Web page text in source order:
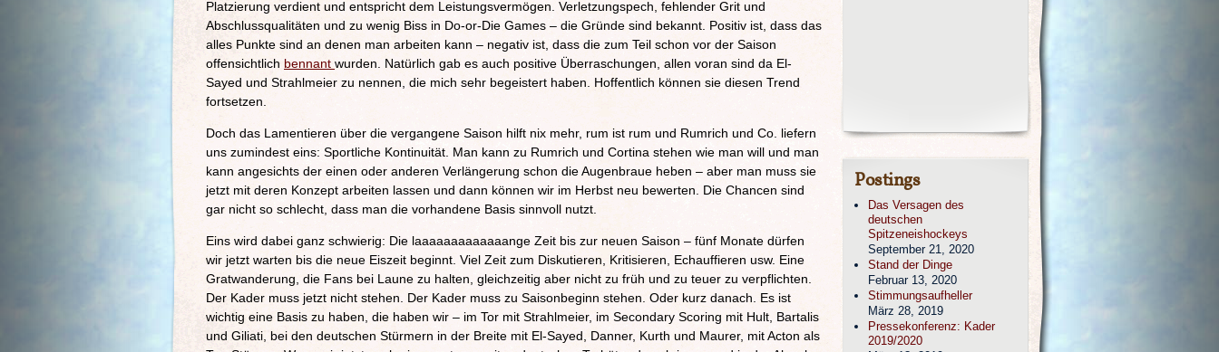
Platzierung verdient und entspricht dem Leistungsvermögen. Verletzungspech, fehlender Grit und
Abschlussqualitäten und zu wenig Biss in Do-or-Die Games – die Gründe sind bekannt. Positiv ist, dass das
alles Punkte sind an denen man arbeiten kann – negativ ist, dass die zum Teil schon vor der Saison
offensichtlich bennant wurden. Natürlich gab es auch positive Überraschungen, allen voran sind da El-
Sayed und Strahlmeier zu nennen, die mich sehr begeistert haben. Hoffentlich können sie diesen Trend
fortsetzen.
Doch das Lamentieren über die vergangene Saison hilft nix mehr, rum ist rum und Rumrich und Co. liefern
uns zumindest eins: Sportliche Kontinuität. Man kann zu Rumrich und Cortina stehen wie man will und man
kann angesichts der einen oder anderen Verlängerung schon die Augenbraue heben – aber man muss sie
jetzt mit deren Konzept arbeiten lassen und dann können wir im Herbst neu bewerten. Die Chancen sind
gar nicht so schlecht, dass man die vorhandene Basis sinnvoll nutzt.
Eins wird dabei ganz schwierig: Die laaaaaaaaaaaaange Zeit bis zur neuen Saison – fünf Monate dürfen
wir jetzt warten bis die neue Eiszeit beginnt. Viel Zeit zum Diskutieren, Kritisieren, Echauffieren usw. Eine
Gratwanderung, die Fans bei Laune zu halten, gleichzeitig aber nicht zu früh und zu teuer zu verpflichten.
Der Kader muss jetzt nicht stehen. Der Kader muss zu Saisonbeginn stehen. Oder kurz danach. Es ist
wichtig eine Basis zu haben, die haben wir – im Tor mit Strahlmeier, im Secondary Scoring mit Hult, Bartalis
und Giliati, bei den deutschen Stürmern in der Breite mit El-Sayed, Danner, Kurth und Maurer, mit Acton als
Postings
Das Versagen des
deutschen
Spitzeneishockeys
September 21, 2020
Stand der Dinge
Februar 13, 2020
Stimmungsaufheller
März 28, 2019
Pressekonferenz: Kader
2019/2020